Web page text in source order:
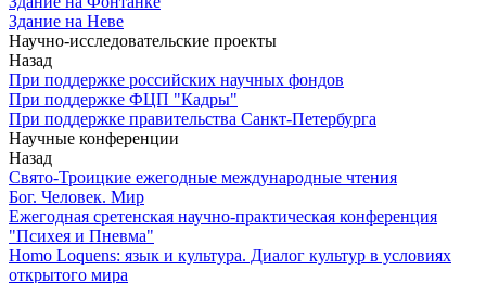
Здание на Неве
Научно-исследовательские проекты
Назад
При поддержке российских научных фондов
При поддержке ФЦП "Кадры"
При поддержке правительства Санкт-Петербурга
Научные конференции
Назад
Свято-Троицкие ежегодные международные чтения
Бог. Человек. Мир
Ежегодная сретенская научно-практическая конференция
"Психея и Пневма"
Homo Loquens: язык и культура. Диалог культур в условиях
открытого мира